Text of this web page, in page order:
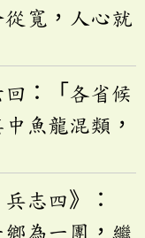
寬，人心就
回：「各省候
魚龍混類，
志四》：
鄉為一團，繼